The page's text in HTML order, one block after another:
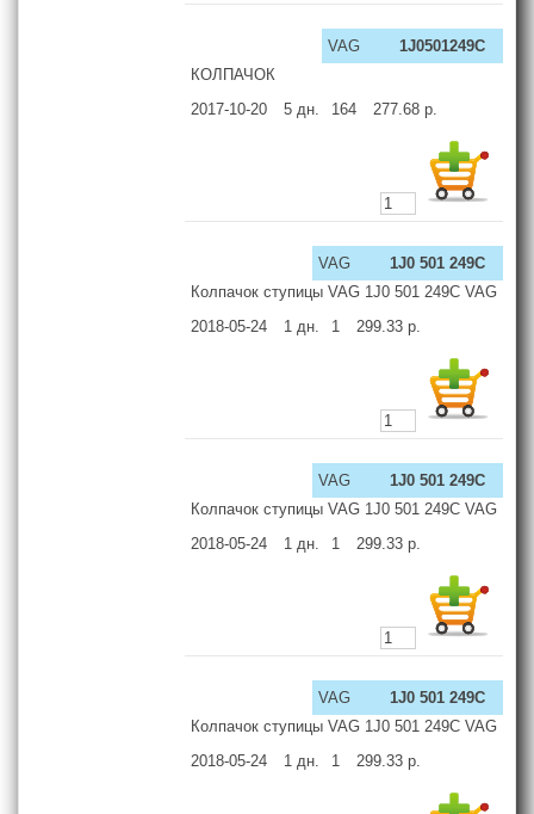
VAG
1J0501249C
КОЛПАЧОК
2017-10-20
5 дн. 164 277.68 р.
VAG
1J0 501 249C
Колпачок ступицы VAG 1J0 501 249C VAG
2018-05-24
1 дн. 1 299.33 р.
VAG
1J0 501 249C
Колпачок ступицы VAG 1J0 501 249C VAG
2018-05-24
1 дн. 1 299.33 р.
VAG
1J0 501 249C
Колпачок ступицы VAG 1J0 501 249C VAG
2018-05-24
1 дн. 1 299.33 р.